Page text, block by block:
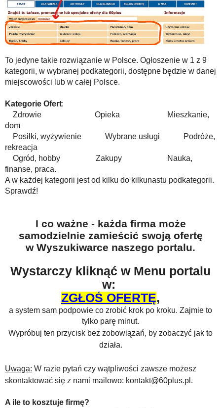
To jedyne takie rozwiązanie w Polsce. Ogłoszenie w 1 z 9
kategorii, w wybranej podkategorii, dostępne będzie w danej
miejscowości lub w całej Polsce.
Kategorie Ofert:
Zdrowie Opieka Mieszkanie,
dom
Posiłki, wyżywienie Wybrane usługi Podróże,
rekreacja
Ogród, hobby Zakupy Nauka,
finanse, praca.
A w każdej kategorii jest od kilku do kilkunastu podkategorii.
Sprawdź!
I co ważne - każda firma może
samodzielnie zamieścić swoją ofertę
w Wyszukiwarce naszego portalu.
Wystarczy kliknąć w Menu portalu
w:
ZGŁOŚ OFERTĘ,
a system sam podpowie co zrobić krok po kroku. Zajmie to
tylko parę minut.
Wypróbuj ten przycisk bez zobowiązań, by zobaczyć jak to
działa.
Uwaga: W razie pytań czy wątpliwości zawsze możesz
skontaktować się z nami mailowo: kontakt@60plus.pl.
A ile to kosztuje firmę?